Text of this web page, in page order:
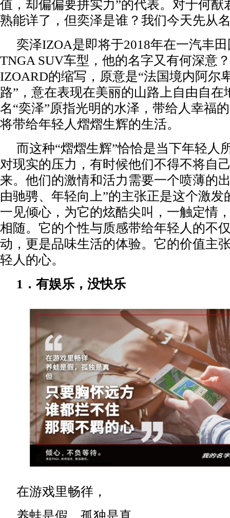
值，却偏偏要拼实力”的代表。对于何猷
熟能详了，但奕泽是谁？我们今天先从
奕泽IZOA是即将于2018年在一汽丰
TNGA SUV车型，他的名字又有何深意
IZOARD的缩写，原意是“法国境内阿尔
路”，意在表现在美丽的山路上自由自在
名“奕泽”原指光明的水泽，带给人幸福
将带给年轻人熠熠生辉的生活。
而这种“熠熠生辉”恰恰是当下年轻人
对现实的压力，有时候他们不得不将自
来。他们的激情和活力需要一个喷薄的
由驰骋、年轻向上”的主张正是这个激发
一见倾心，为它的炫酷尖叫，一触定情
相随。它的个性与质感带给年轻人的不
动，更是品味生活的体验。它的价值主
轻人的心。
1．有娱乐，没快乐
在游戏里畅徉，